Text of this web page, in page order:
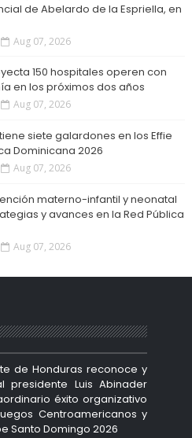
de Abelardo de la Espriella, en
Aug 07, 2026
150 hospitales operen con
en los próximos dos años
Aug 07, 2026
siete galardones en los Effie
Dominicana 2026
Aug 07, 2026
materno-infantil y neonatal
y avances en la Red Pública
Aug 07, 2026
de Honduras reconoce y
presidente Luis Abinader
éxito organizativo
Centroamericanos y
Santo Domingo 2026